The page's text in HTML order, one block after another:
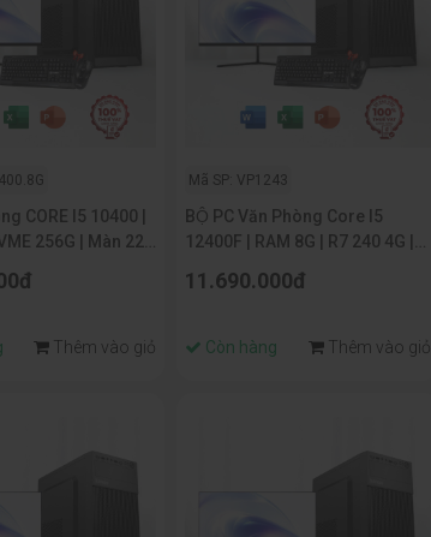
CORE I5 10400 |
256G | Màn 22
Thêm vào giỏ
Mã SP: VP1243
BỘ PC Văn Phòng Core I5
12400F | RAM 8G | R7 240 4G |
11.690.000đ
Còn hàng Thêm vào giỏ